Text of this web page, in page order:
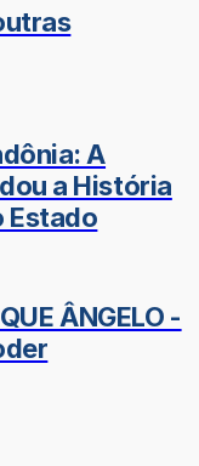
A
a História
Estado
ÂNGELO -